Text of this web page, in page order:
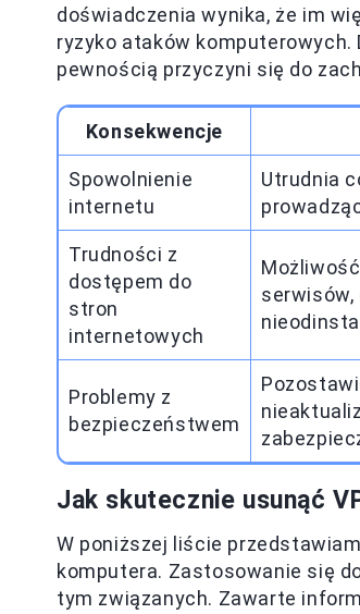
doświadczenia wynika, że im
ryzyko ataków komputerowych.
pewnością przyczyni się do
Konsekwencje
Spowolnienie
internetu
Utrudnia
Trudności z
dostępem do
stron
internetowych
Problemy z
bezpieczeństwem
Jak skutecznie usunąć
W poniższej liście
komputera. Zastosowanie się
tym związanych. Zawarte